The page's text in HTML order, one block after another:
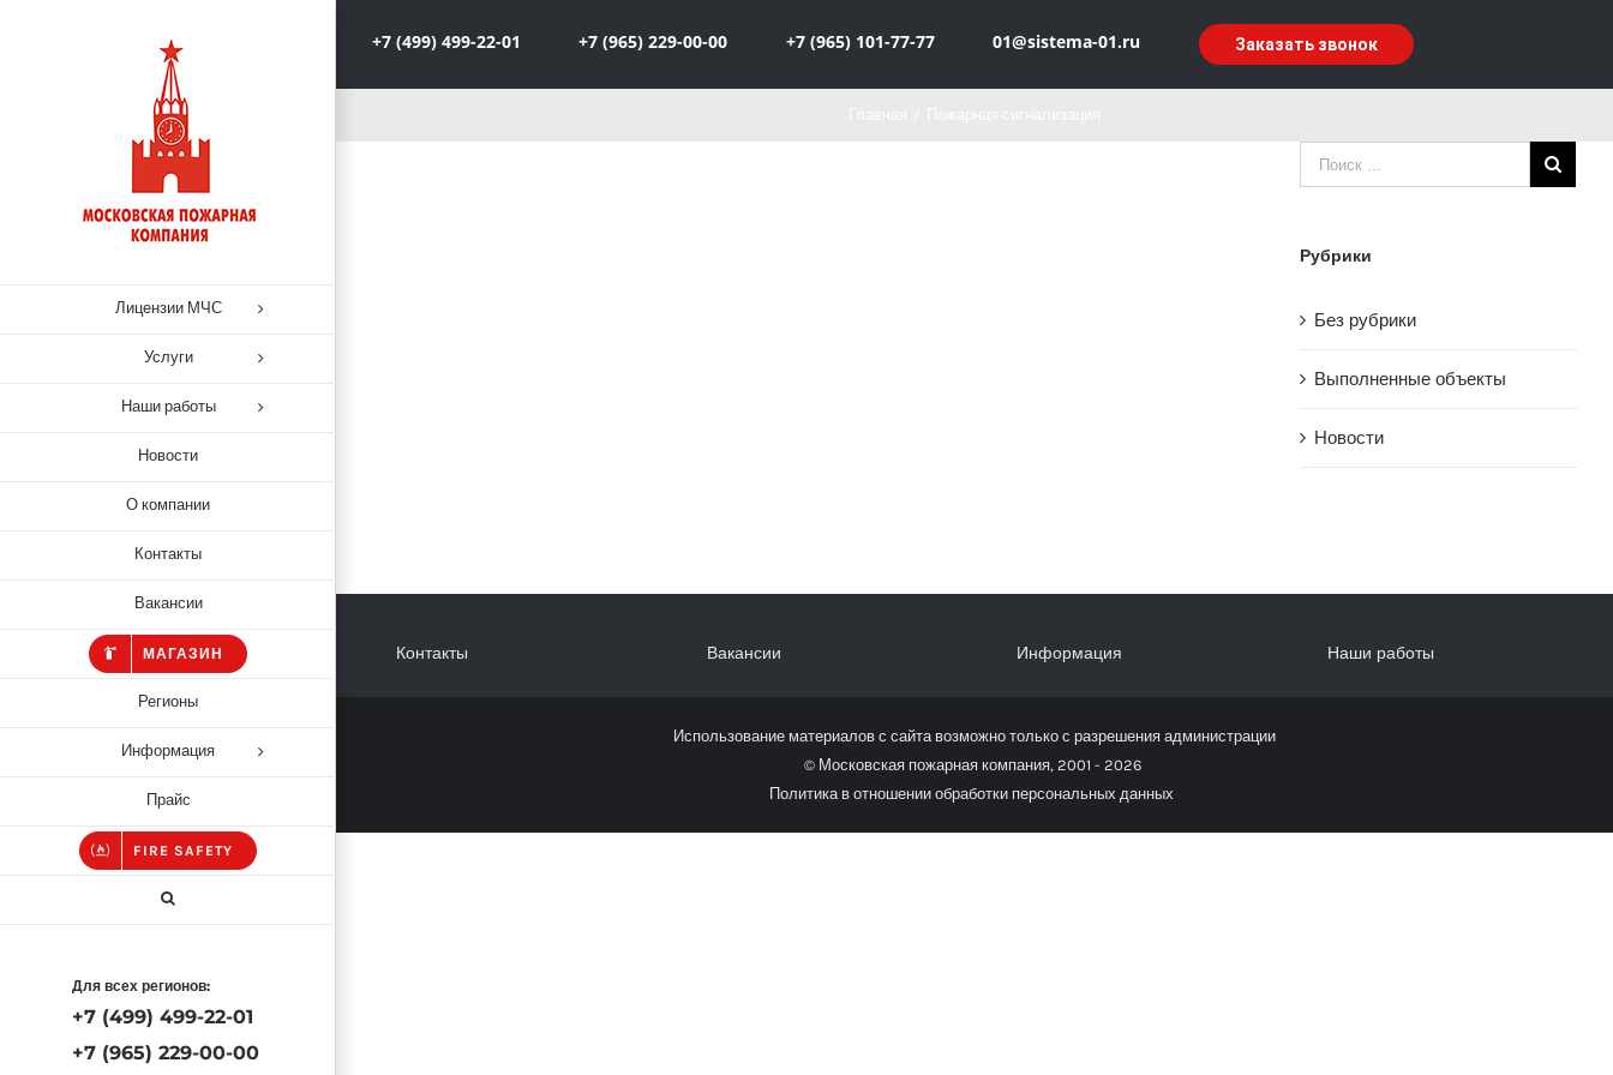
Лицензии МЧС
Услуги
Наши работы
Новости
О компании
Контакты
Вакансии
МАГАЗИН
Регионы
Информация
Прайс
FIRE SAFETY
Для всех регионов:
+7 (499) 499-22-01
+7 (965) 229-00-00
+7 (499) 499-22-01 +7 (965) 229-00-00 +7 (965) 101-77-77 01@sistema-01.ru Заказать звонок
Рубрики
Без рубрики
Выполненные объекты
Новости
Контакты Вакансии Информация Наши работы
Использование материалов с сайта возможно только с разрешения администрации
© Московская пожарная компания, 2001 - 2026
Политика в отношении обработки персональных данных